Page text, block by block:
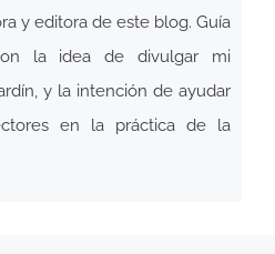
y editora de este blog. Guía
la idea de divulgar mi
y la intención de ayudar
en la práctica de la